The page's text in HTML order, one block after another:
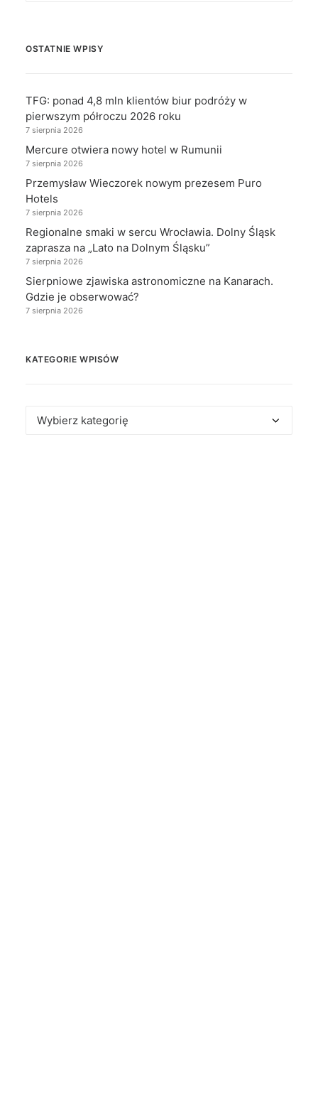
OSTATNIE WPISY
TFG: ponad 4,8 mln klientów biur podróży w
pierwszym półroczu 2026 roku
7 sierpnia 2026
Mercure otwiera nowy hotel w Rumunii
7 sierpnia 2026
Przemysław Wieczorek nowym prezesem Puro
Hotels
7 sierpnia 2026
Regionalne smaki w sercu Wrocławia. Dolny Śląsk
zaprasza na „Lato na Dolnym Śląsku”
7 sierpnia 2026
Sierpniowe zjawiska astronomiczne na Kanarach.
Gdzie je obserwować?
7 sierpnia 2026
KATEGORIE WPISÓW
Kategorie